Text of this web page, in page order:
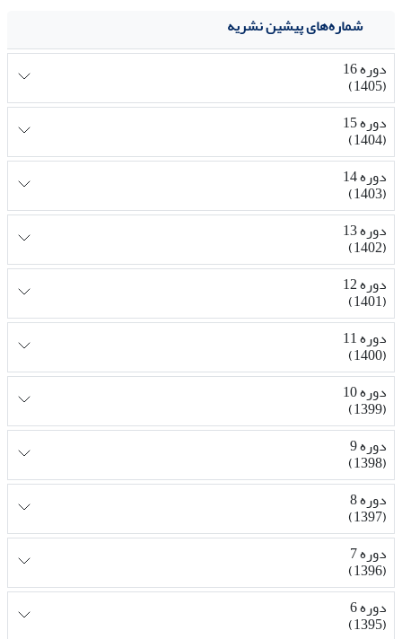
شماره‌های پیشین نشریه
دوره 16
(1405)
دوره 15
(1404)
دوره 14
(1403)
دوره 13
(1402)
دوره 12
(1401)
دوره 11
(1400)
دوره 10
(1399)
دوره 9
(1398)
دوره 8
(1397)
دوره 7
(1396)
دوره 6
(1395)